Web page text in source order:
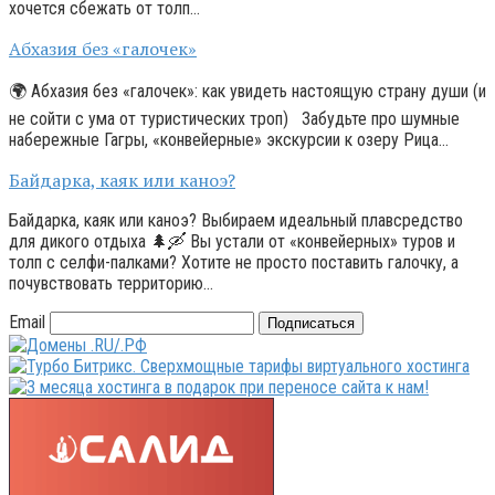
хочется сбежать от толп…
Абхазия без «галочек»
🌍 Абхазия без «галочек»: как увидеть настоящую страну души (и
не сойти с ума от туристических троп) Забудьте про шумные
набережные Гагры, «конвейерные» экскурсии к озеру Рица…
Байдарка, каяк или каноэ?
Байдарка, каяк или каноэ? Выбираем идеальный плавсредство
для дикого отдыха 🌲🛶 Вы устали от «конвейерных» туров и
толп с селфи-палками? Хотите не просто поставить галочку, а
почувствовать территорию…
Email
Подписаться